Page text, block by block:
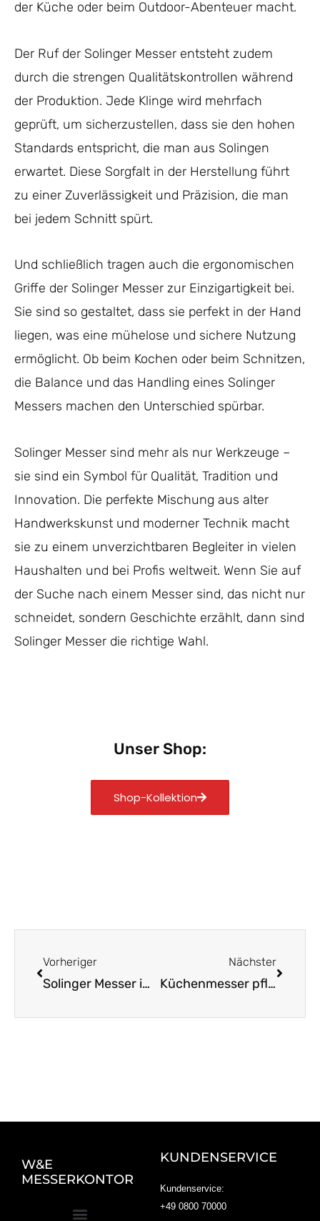
der Küche oder beim Outdoor-Abenteuer macht.
Der Ruf der Solinger Messer entsteht zudem
durch die strengen Qualitätskontrollen während
der Produktion. Jede Klinge wird mehrfach
geprüft, um sicherzustellen, dass sie den hohen
Standards entspricht, die man aus Solingen
erwartet. Diese Sorgfalt in der Herstellung führt
zu einer Zuverlässigkeit und Präzision, die man
bei jedem Schnitt spürt.
Und schließlich tragen auch die ergonomischen
Griffe der Solinger Messer zur Einzigartigkeit bei.
Sie sind so gestaltet, dass sie perfekt in der Hand
liegen, was eine mühelose und sichere Nutzung
ermöglicht. Ob beim Kochen oder beim Schnitzen,
die Balance und das Handling eines Solinger
Messers machen den Unterschied spürbar.
Solinger Messer sind mehr als nur Werkzeuge –
sie sind ein Symbol für Qualität, Tradition und
Innovation. Die perfekte Mischung aus alter
Handwerkskunst und moderner Technik macht
sie zu einem unverzichtbaren Begleiter in vielen
Haushalten und bei Profis weltweit. Wenn Sie auf
der Suche nach einem Messer sind, das nicht nur
schneidet, sondern Geschichte erzählt, dann sind
Solinger Messer die richtige Wahl.
Unser Shop:
Shop-Kollektion
Vorheriger
Solinger Messer im Test: Unsere Favoriten im Überblick
Nächster
Küchenmesser pflegen: Tipps für ein langes Messerglück
W&E
MESSERKONTOR
KUNDENSERVICE
Kundenservice:
+49 0800 70000